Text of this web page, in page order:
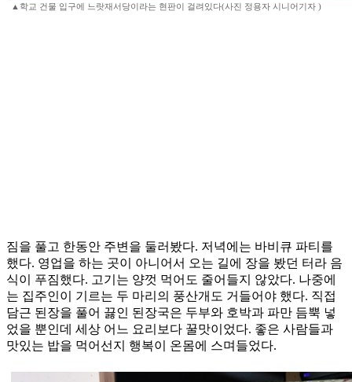
▲학교 건물 입구에 느랏재서당이라는 현판이 걸려있다(사진 정용자 시니어기자 )
짐을 풀고 한동안 주변을 둘러봤다. 저녁에는 바비큐 파티를
했다. 영업을 하는 곳이 아니어서 오는 길에 장을 봤던 터라 음
식이 푸짐했다. 고기는 양껏 먹어도 줄어들지 않았다. 나중에
는 집주인이 기르는 두 마리의 풍산개도 거들어야 했다. 직접
담근 된장을 풀어 끓인 된장국은 두부와 호박과 파만 듬뿍 넣
었을 뿐인데 세상 어느 요리보다 꿀맛이었다. 좋은 사람들과
맛있는 밥을 먹어선지 행복이 온몸에 스며들었다.